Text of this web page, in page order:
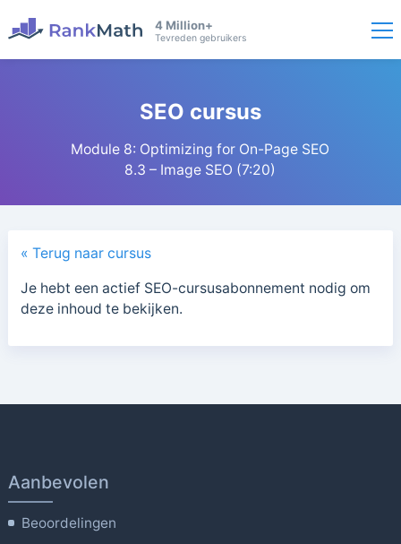
4 Million+
Tevreden gebruikers
SEO cursus
Module 8: Optimizing for On-Page SEO
8.3 – Image SEO (7:20)
« Terug naar cursus
Je hebt een actief SEO-cursusabonnement nodig om
deze inhoud te bekijken.
Aanbevolen
Beoordelingen